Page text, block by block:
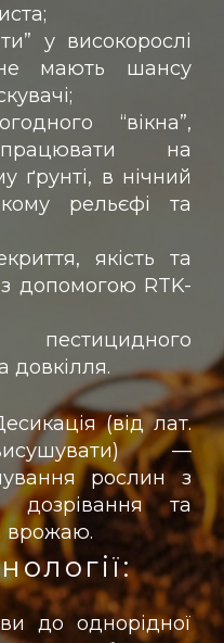
у високорослі
мають шансу
“вікна”,
на
ґрунті, в нічний
рельєфі та
якість та
з допомогою RTK-
довкілля.
(від лат.
—
рослин з
дозрівання та
врожаю.
до однорідної